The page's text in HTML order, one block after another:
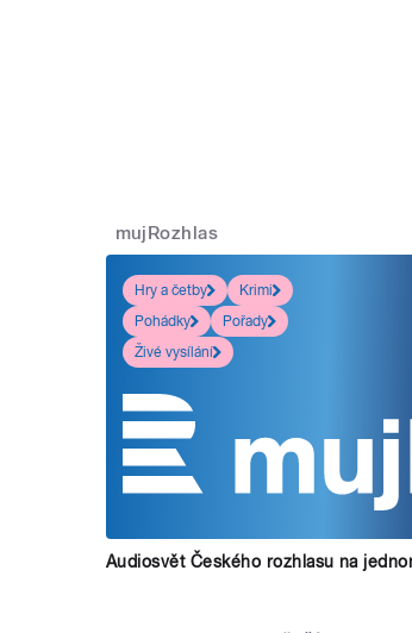
mujRozhlas
Hry a četby
Krimi
Pohádky
Pořady
Živé vysílání
Audiosvět Českého rozhlasu na